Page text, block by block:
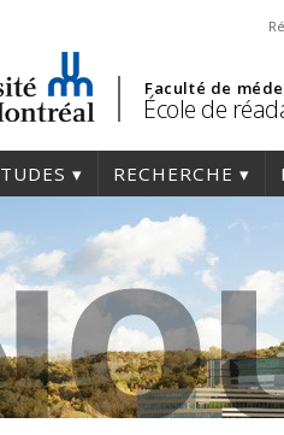
Faculté de
École de
RECHERCHE